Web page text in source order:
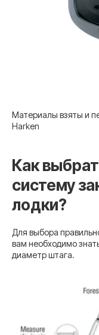
Материалы взяты и
Harken
Как
систему
лодки?
Для выбора
вам необходимо
диаметр штага.